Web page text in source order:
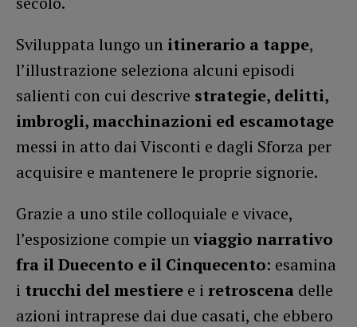
Sviluppata lungo un itinerario a tappe,
l’illustrazione seleziona alcuni episodi
salienti con cui descrive strategie, delitti,
imbrogli, macchinazioni ed escamotage
messi in atto dai Visconti e dagli Sforza per
acquisire e mantenere le proprie signorie.
Grazie a uno stile colloquiale e vivace,
l’esposizione compie unviaggio narrativo
fra il Duecento e il Cinquecento: esamina
i trucchi del mestiere e i retroscena delle
azioni intraprese dai due casati, che ebbero